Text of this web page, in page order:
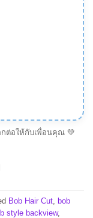
ต่อให้กับเพื่อนคุณ 💚
Bob Hair Cut bob
style backview,